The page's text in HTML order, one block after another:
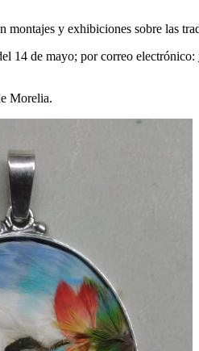
montajes y exhibiciones sobre las
14 de mayo; por correo electrónico:
Morelia.